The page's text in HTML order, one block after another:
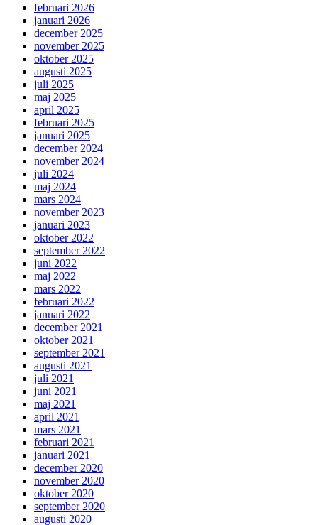
februari 2026
januari 2026
december 2025
november 2025
oktober 2025
augusti 2025
juli 2025
maj 2025
april 2025
februari 2025
januari 2025
december 2024
november 2024
juli 2024
maj 2024
mars 2024
november 2023
januari 2023
oktober 2022
september 2022
juni 2022
maj 2022
mars 2022
februari 2022
januari 2022
december 2021
oktober 2021
september 2021
augusti 2021
juli 2021
juni 2021
maj 2021
april 2021
mars 2021
februari 2021
januari 2021
december 2020
november 2020
oktober 2020
september 2020
augusti 2020